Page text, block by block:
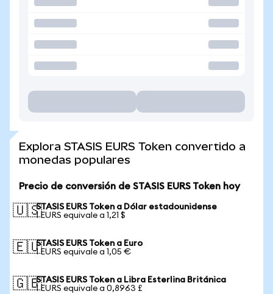
Explora STASIS EURS Token convertido a
monedas populares
Precio de conversión de STASIS EURS Token hoy
🇺🇸STASIS EURS Token a Dólar estadounidense
1 EURS equivale a 1,21 $
🇪🇺STASIS EURS Token a Euro
1 EURS equivale a 1,05 €
🇬🇧STASIS EURS Token a Libra Esterlina Británica
1 EURS equivale a 0,8963 £